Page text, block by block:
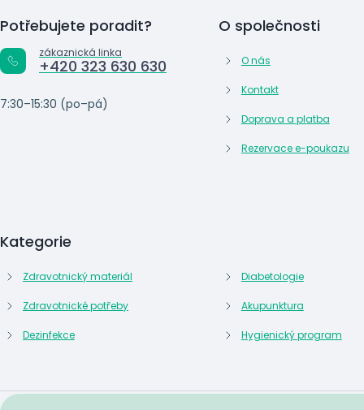
Potřebujete poradit?
zákaznická linka
+420 323 630 630
7:30–15:30 (po–pá)
O společnosti
O nás
Kontakt
Doprava a platba
Rezervace e-poukazu
Kategorie
Zdravotnický materiál
Zdravotnické potřeby
Dezinfekce
Diabetologie
Akupunktura
Hygienický program